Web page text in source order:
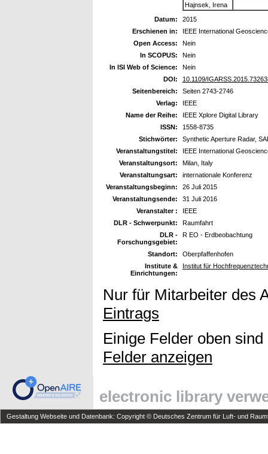
Hajnsek, Irena
Datum:
2015
Erschienen in:
IEEE International
Open Access:
Nein
In SCOPUS:
Nein
In ISI Web of Science:
Nein
DOI:
10.1109/
Seitenbereich:
Seiten 2743-2746
Verlag:
IEEE
Name der Reihe:
IEEE Xplore Digital Library
ISSN:
1558-8735
Stichwörter:
Synthetic Aperture Radar,
Veranstaltungstitel:
IEEE International
Veranstaltungsort:
Milan, Italy
Veranstaltungsart:
internationale Konferenz
Veranstaltungsbeginn:
26 Juli 2015
Veranstaltungsende:
31 Juli 2016
Veranstalter :
IEEE
DLR - Schwerpunkt:
Raumfahrt
DLR -
Forschungsgebiet:
R EO - Erdbeobachtung
Standort:
Oberpfaffenhofen
Institute &
Einrichtungen:
Institut für
Nur für Mitarbeiter des
Eintrags
Einige Felder oben
Felder anzeigen
electronic library
Gestaltung Webseite und Datenbank: Copyright © Deutsches Zentrum für Luft- und